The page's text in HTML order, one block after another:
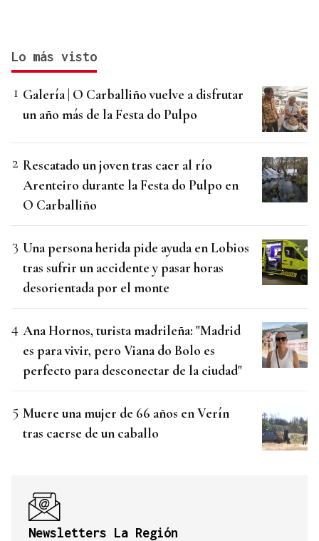
Lo más visto
Galería | O Carballiño vuelve a disfrutar
un año más de la Festa do Pulpo
Rescatado un joven tras caer al río
Arenteiro durante la Festa do Pulpo en
O Carballiño
Una persona herida pide ayuda en Lobios
tras sufrir un accidente y pasar horas
desorientada por el monte
Ana Hornos, turista madrileña: "Madrid
es para vivir, pero Viana do Bolo es
perfecto para desconectar de la ciudad"
Muere una mujer de 66 años en Verín
tras caerse de un caballo
Newsletters La Región